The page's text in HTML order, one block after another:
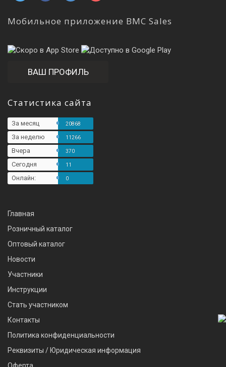
Мобильное приложение BMC Sales
ВАШ ПРОФИЛЬ
Статистика сайта
За месяц 20868
За неделю 11266
Вчера 370
Сегодня 11
Онлайн: 0
Главная
Розничный каталог
Оптовый каталог
Новости
Участники
Инструкции
Стать участником
Контакты
Политика конфиденциальности
Реквизиты / Юридическая информация
Оферта